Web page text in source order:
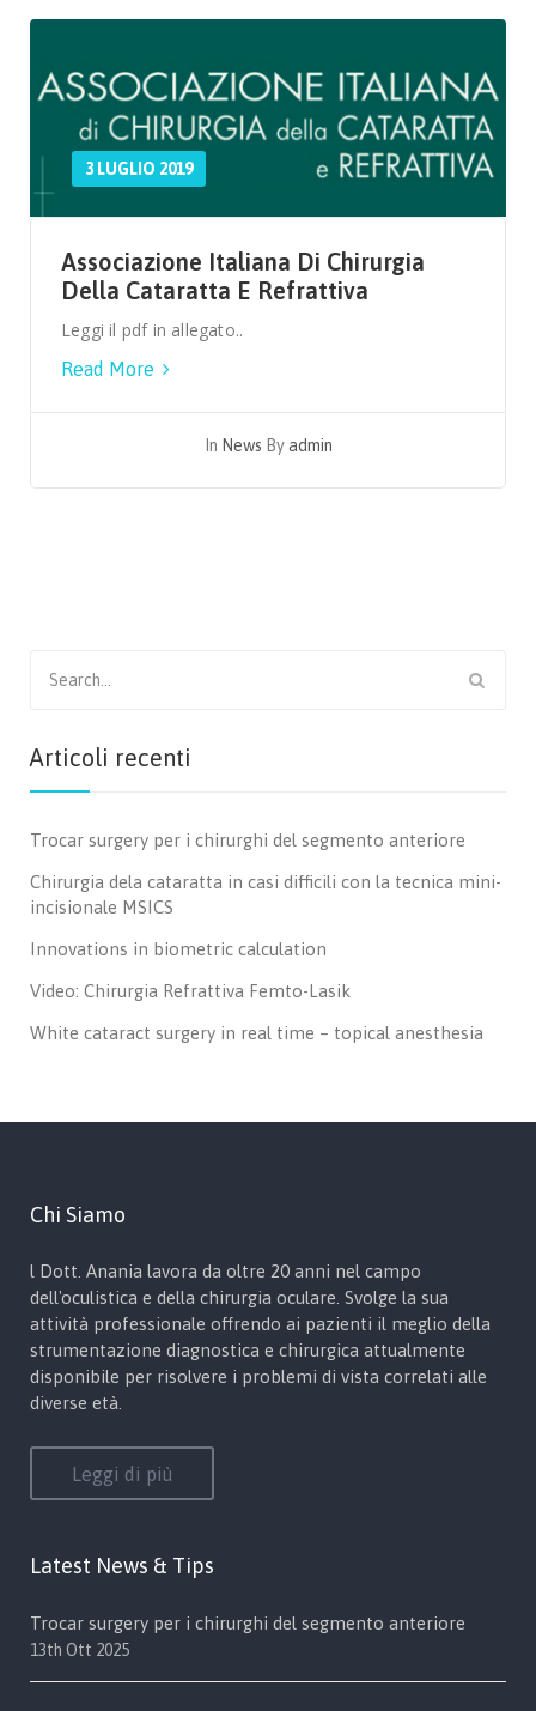
3 LUGLIO 2019
Associazione Italiana Di Chirurgia
Della Cataratta E Refrattiva
Leggi il pdf in allegato..
Read More
In News Byadmin
for:
Articoli recenti
Trocar surgery per i chirurghi del segmento anteriore
Chirurgia dela cataratta in casi difficili con la tecnica mini-
incisionale MSICS
Innovations in biometric calculation
Video: Chirurgia Refrattiva Femto-Lasik
White cataract surgery in real time – topical anesthesia
Chi Siamo
l Dott. Anania lavora da oltre 20 anni nel campo
dell'oculistica e della chirurgia oculare. Svolge la sua
attività professionale offrendo ai pazienti il meglio della
strumentazione diagnostica e chirurgica attualmente
disponibile per risolvere i problemi di vista correlati alle
diverse età.
Leggi di più
Latest News & Tips
Trocar surgery per i chirurghi del segmento anteriore
13th Ott 2025